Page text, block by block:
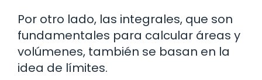
Por otro lado, las integrales, que son
fundamentales para calcular áreas y
volúmenes, también se basan en la
idea de límites.